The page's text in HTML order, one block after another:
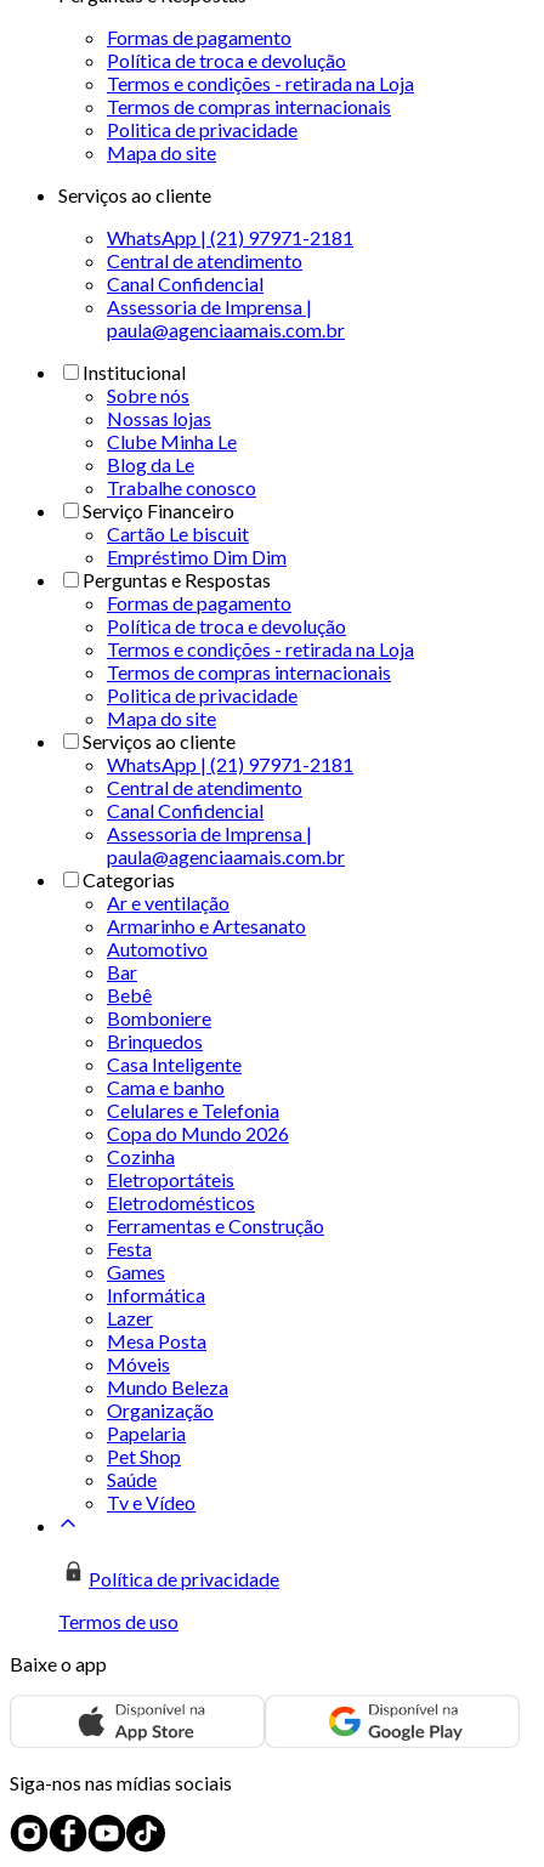
Formas de pagamento
Política de troca e devolução
Termos e condições - retirada na Loja
Termos de compras internacionais
Politica de privacidade
Mapa do site
Serviços ao cliente
WhatsApp | (21) 97971-2181
Central de atendimento
Canal Confidencial
Assessoria de Imprensa |
paula@agenciaamais.com.br
Institucional
Sobre nós
Nossas lojas
Clube Minha Le
Blog da Le
Trabalhe conosco
Serviço Financeiro
Cartão Le biscuit
Empréstimo Dim Dim
Perguntas e Respostas
Formas de pagamento
Política de troca e devolução
Termos e condições - retirada na Loja
Termos de compras internacionais
Politica de privacidade
Mapa do site
Serviços ao cliente
WhatsApp | (21) 97971-2181
Central de atendimento
Canal Confidencial
Assessoria de Imprensa |
paula@agenciaamais.com.br
Categorias
Ar e ventilação
Armarinho e Artesanato
Automotivo
Bar
Bebê
Bomboniere
Brinquedos
Casa Inteligente
Cama e banho
Celulares e Telefonia
Copa do Mundo 2026
Cozinha
Eletroportáteis
Eletrodomésticos
Ferramentas e Construção
Festa
Games
Informática
Lazer
Mesa Posta
Móveis
Mundo Beleza
Organização
Papelaria
Pet Shop
Saúde
Tv e Vídeo
Política de privacidade
Termos de uso
Baixe o app
Siga-nos nas mídias sociais